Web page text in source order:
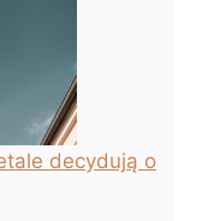
decydują o